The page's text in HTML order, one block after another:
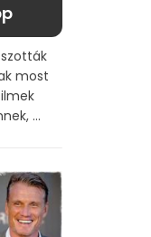
most
...